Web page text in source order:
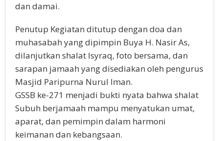
dan damai.
Penutup Kegiatan ditutup dengan doa dan
muhasabah yang dipimpin Buya H. Nasir As,
dilanjutkan shalat Isyraq, foto bersama, dan
sarapan jamaah yang disediakan oleh pengurus
Masjid Paripurna Nurul Iman.
GSSB ke-271 menjadi bukti nyata bahwa shalat
Subuh berjamaah mampu menyatukan umat,
aparat, dan pemimpin dalam harmoni
keimanan dan kebangsaan.